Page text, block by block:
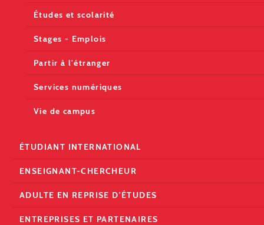
Études et scolarité
Stages - Emplois
Partir à l'étranger
Services numériques
Vie de campus
ÉTUDIANT INTERNATIONAL
ENSEIGNANT-CHERCHEUR
ADULTE EN REPRISE D'ÉTUDES
ENTREPRISES ET PARTENAIRES